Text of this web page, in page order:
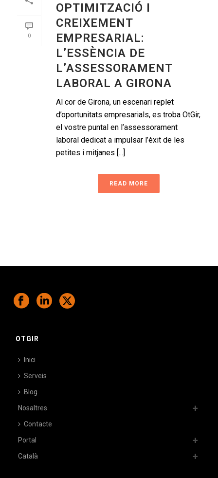
0
OPTIMITZACIÓ I
CREIXEMENT
EMPRESARIAL:
L’ESSÈNCIA DE
L’ASSESSORAMENT
LABORAL A GIRONA
Al cor de Girona, un escenari replet
d’oportunitats empresarials, es troba OtGir,
el vostre puntal en l’assessorament
laboral dedicat a impulsar l’èxit de les
petites i mitjanes [...]
READ MORE
OTGIR
Inici
Serveis
Blog
Nosaltres
Contacte
Portal
Català